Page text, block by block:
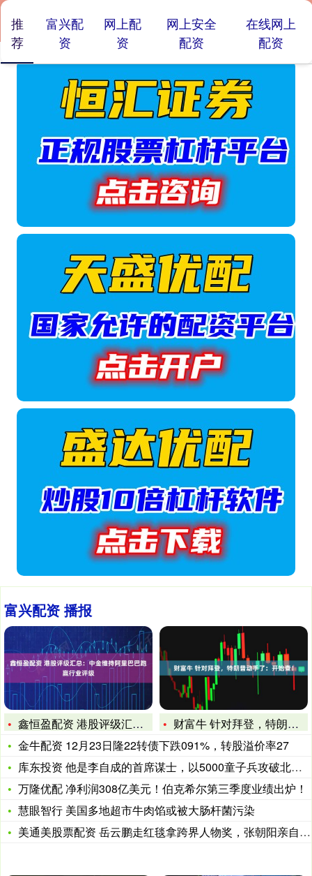
富兴配资 播报
鑫恒盈配资 港股评级汇总：中金维持阿里巴巴跑赢行业评级
财富牛 针对拜登，特朗普动手了：开始查！
金牛配资 12月23日隆22转债下跌091%，转股溢价率27
库东投资 他是李自成的首席谋士，以5000童子兵攻破北京城，
万隆优配 净利润308亿美元！伯克希尔第三季度业绩出炉！
慧眼智行 美国多地超市牛肉馅或被大肠杆菌污染
美通美股票配资 岳云鹏走红毯拿跨界人物奖，张朝阳亲自颁奖！幽
推
荐
富兴配
资
网上配
资
网上安全
配资
在线网上
配资